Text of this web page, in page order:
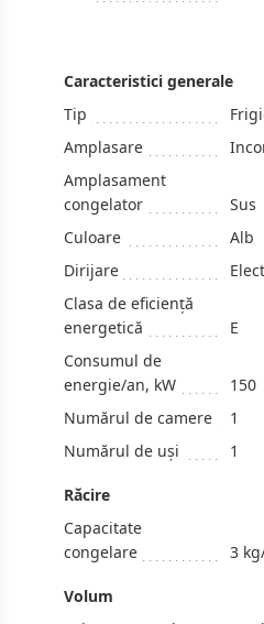
Caracteristici generale
Tip
Amplasare
Amplasament
congelator
Sus
Culoare
Alb
Dirijare
Clasa de eficiență
energetică
E
Consumul de
energie/an, kW
150
Numărul de camere
1
Numărul de uși
1
Răcire
Capacitate
congelare
3
Volum